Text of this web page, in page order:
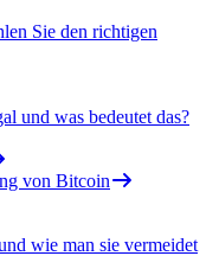
Sie den richtigen
und was bedeutet das?
von Bitcoin
wie man sie vermeidet